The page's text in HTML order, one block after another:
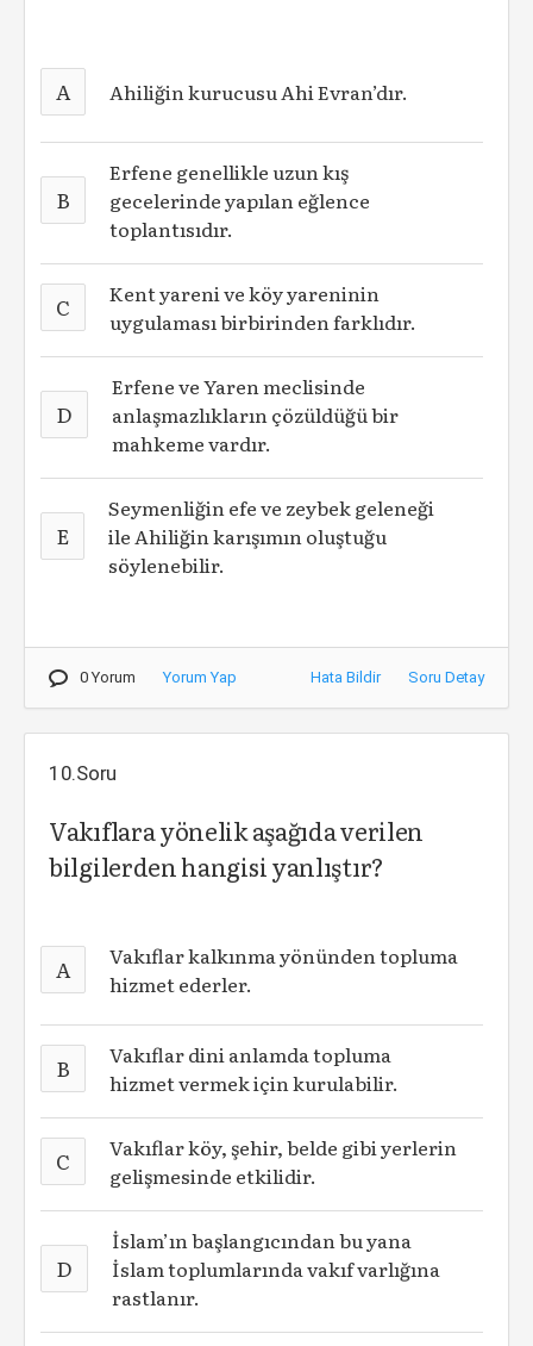
A Ahiliğin kurucusu Ahi Evran’dır.
B
Erfene genellikle uzun kış
gecelerinde yapılan eğlence
toplantısıdır.
C
Kent yareni ve köy yareninin
uygulaması birbirinden farklıdır.
D
Erfene ve Yaren meclisinde
anlaşmazlıkların çözüldüğü bir
mahkeme vardır.
E
Seymenliğin efe ve zeybek geleneği
ile Ahiliğin karışımın oluştuğu
söylenebilir.
0 Yorum Yorum Yap Hata Bildir Soru Detay
10.Soru
Vakıflara yönelik aşağıda verilen
bilgilerden hangisi yanlıştır?
A
Vakıflar kalkınma yönünden topluma
hizmet ederler.
B
Vakıflar dini anlamda topluma
hizmet vermek için kurulabilir.
C
Vakıflar köy, şehir, belde gibi yerlerin
gelişmesinde etkilidir.
D
İslam’ın başlangıcından bu yana
İslam toplumlarında vakıf varlığına
rastlanır.